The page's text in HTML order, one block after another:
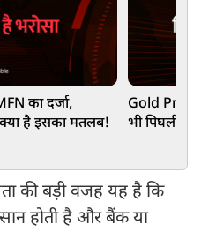
का दर्जा,
है इसका मतलब!
Gold Price
भी पिघली,
की बड़ी वजह यह है कि
होती है और बैंक या